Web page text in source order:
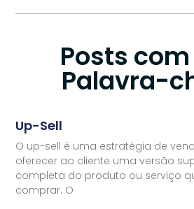
Posts
Palavra-
Up-Sell
O up-sell é uma estratégia de
oferecer ao cliente uma versão
completa do produto ou serviço
comprar. O